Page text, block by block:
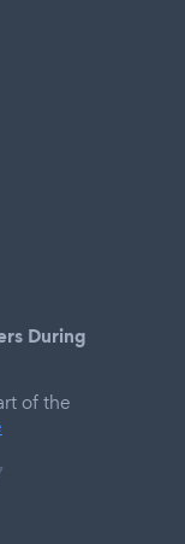
During
of the